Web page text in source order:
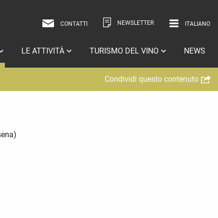
CONTATTI NEWSLETTER ITALIANO
INGLESE
LE ATTIVITÀ TURISMO DEL VINO NEWS
Condividi questo contenuto